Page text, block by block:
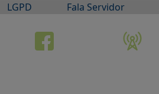
LGPD
Fala Servidor